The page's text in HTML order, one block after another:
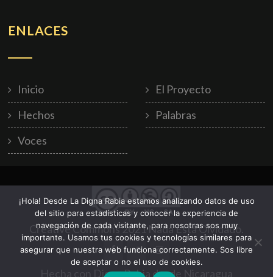
ENLACES
Inicio
El Proyecto
Hechos
Palabras
Voces
Creative Commons 2021 Nada Está Olvidado.
Hecha con Digna Rabia desde Nicaragua
¡Hola! Desde La Digna Rabia estamos analizando datos de uso
del sitio para estadísticas y conocer la experiencia de
navegación de cada visitante, para nosotras sos muy
importante. Usamos tus cookies y tecnologías similares para
asegurar que nuestra web funciona correctamente. Sos libre
de aceptar o no el uso de cookies.